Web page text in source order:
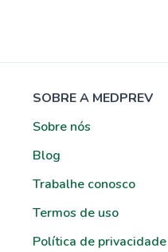
SOBRE A MEDPREV
Sobre nós
Blog
Trabalhe conosco
Termos de uso
Política de privacidade